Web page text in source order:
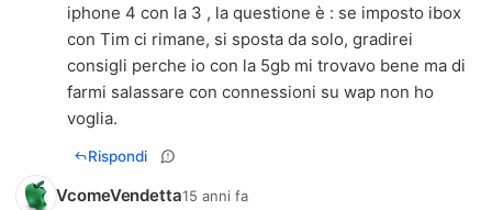
iphone 4 con la 3 , la questione è : se imposto ibox
con Tim ci rimane, si sposta da solo, gradirei
consigli perche io con la 5gb mi trovavo bene ma di
farmi salassare con connessioni su wap non ho
voglia.
Rispondi
VcomeVendetta15 anni fa